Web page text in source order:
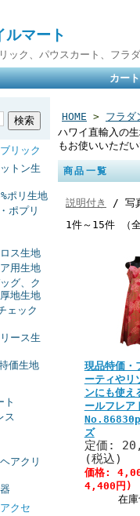
ルマート
ック、パウスカート、フラ
カー
リック
トン生
ポリ生地
ポプリ
ス生地
用生地
グ、ク
地生地
ェック
ース生
価生地
ト
ス
アクリ
クセ
HOME > フラダ
ハワイ直輸入の
もお使いいただい
商品一覧
説明付き
/ 写
1件～15件 （全
現品特価・
ーティやリ
ンにも使え
ールフレア
ズ
定価:
(税込)
価格:
4,400円)
在